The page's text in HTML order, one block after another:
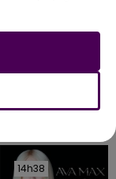
14h38
14h38